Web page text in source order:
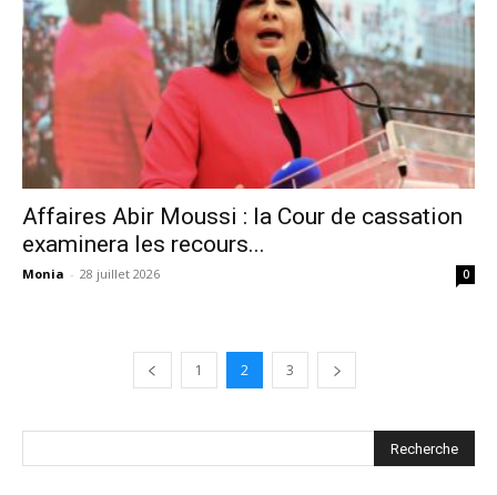
Affaires Abir Moussi : la Cour de cassation
examinera les recours...
Monia - 28 juillet 2026 0
1 2 3